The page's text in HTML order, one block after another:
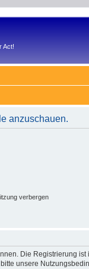
Act!
anzuschauen.
verbergen
Die Registrierung
unsere